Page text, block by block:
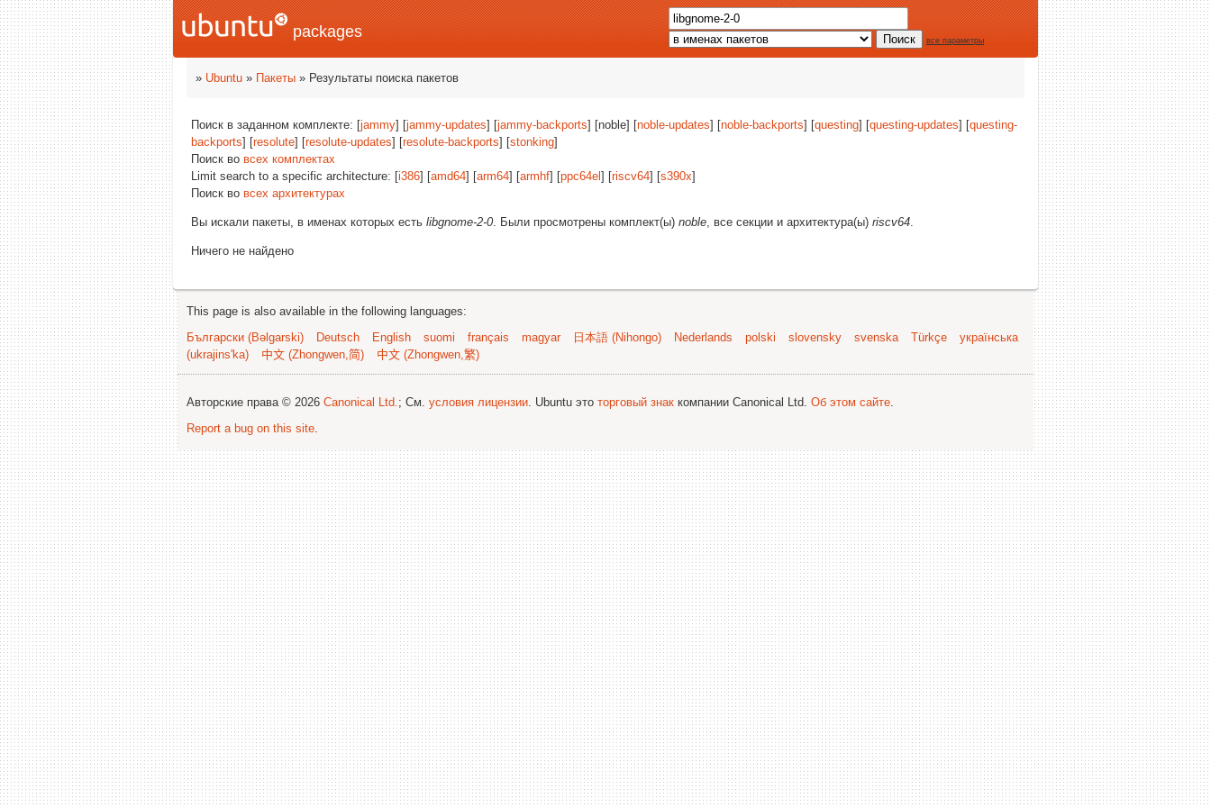
packages все параметры
» Ubuntu » Пакеты » Результаты поиска пакетов
Поиск в заданном комплекте: [jammy] [jammy-updates] [jammy-backports] [noble] [noble-updates] [noble-backports] [questing] [questing-updates] [questing-
backports] [resolute] [resolute-updates] [resolute-backports] [stonking]
Поиск во всех комплектах
Limit search to a specific architecture: [i386] [amd64] [arm64] [armhf] [ppc64el ] [riscv64] [s390x]
Поиск во всех архитектурах
Вы искали пакеты, в именах которых есть libgnome-2-0. Были просмотрены комплект(ы) noble, все секции и архитектура(ы) riscv64.
Ничего не найдено
This page is also available in the following languages:
Български (Bəlgarski)
Deutsch English suomi français magyar 日本語 (Nihongo) Nederlands polski slovensky svenska Türkçe
українська
(ukrajins'ka)
中文 (Zhongwen,简) 中文 (Zhongwen,繁)
Авторские права © 2026 Canonical Ltd.; См. условия лицензии. Ubuntu это торговый знак компании Canonical Ltd. Об этом сайте.
Report a bug on this site.